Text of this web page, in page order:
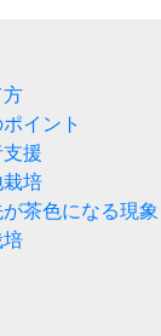
イント
援
培
茶色になる現象